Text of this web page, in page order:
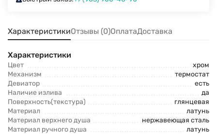
ХарактеристикиОтзывы (0)ОплатаДоставка
Характеристики
Цвет
хром
Механизм
термостат
Девиатор
есть
Наличие излива
да
Поверхность(текстура)
глянцевая
Материал
латунь
Материал верхнего душа
нержавеющая сталь
Материал ручного душа
латунь